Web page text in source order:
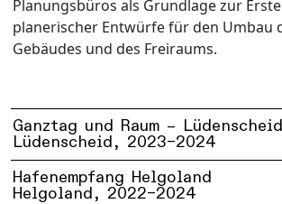
Planungsbüros als Grundlage zur
planerischer Entwürfe für den Umbau
Gebäudes und des Freiraums.
Ganztag und Raum – Lüdenscheid
Lüdenscheid, 2023–2024
Hafenempfang Helgoland
Helgoland, 2022–2024